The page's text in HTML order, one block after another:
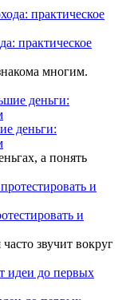
практическое
многим.
деньги:
а понять
и
звучит вокруг